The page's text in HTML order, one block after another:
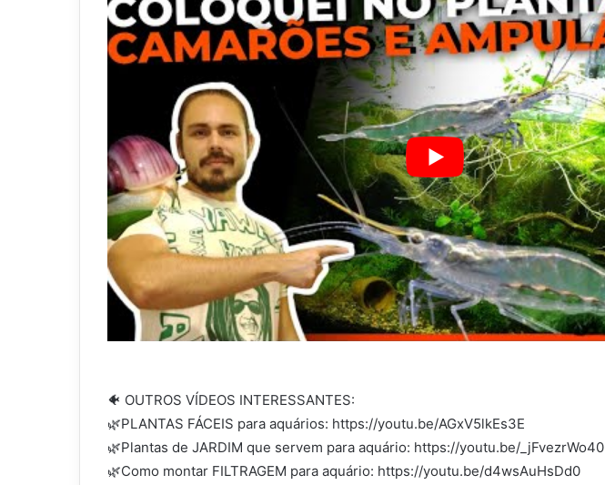
🐠 OUTROS VÍDEOS INTERESSANTES:
🌿PLANTAS FÁCEIS para aquários: https://youtu.be/AGxV5lkEs3E
🌿Plantas de JARDIM que servem para aquário: https://youtu.be/_jFvezrWo40
🌿Como montar FILTRAGEM para aquário: https://youtu.be/d4wsAuHsDd0